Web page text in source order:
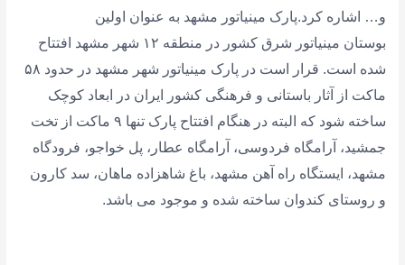
و… اشاره کرد.پارک مینیاتور مشهد به عنوان اولین
بوستان مینیاتور شرق کشور در منطقه ۱۲ شهر مشهد افتتاح
شده است. قرار است در پارک مینیاتور شهر مشهد در حدود ۵۸
ماکت از آثار باستانی و فرهنگی کشور ایران در ابعاد کوچک
ساخته شود که البته در هنگام افتتاح پارک تنها ۹ ماکت از تخت
جمشید، آرامگاه فردوسی، آرامگاه عطار، پل خواجو، فرودگاه
مشهد، ایستگاه راه آهن مشهد، باغ شاهزاده ماهان، سد کارون
و روستای کندوان ساخته شده و موجود می باشد.